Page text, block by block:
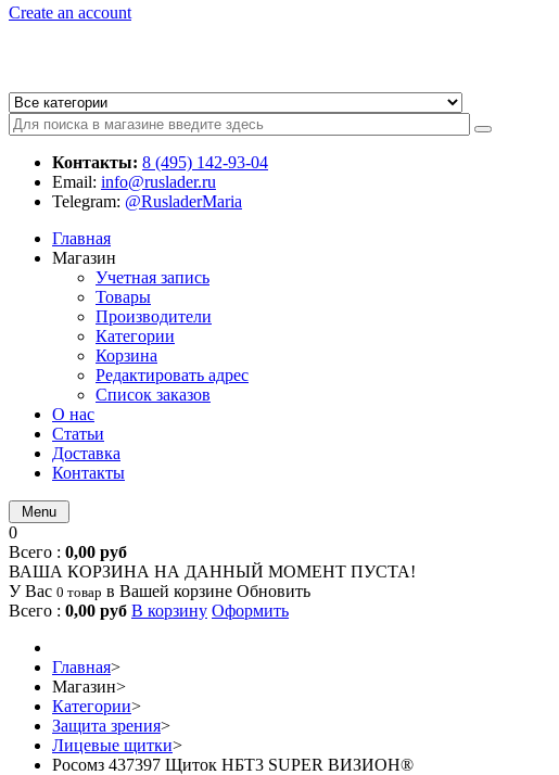
Create an account
Контакты: 8 (495) 142-93-04
Email: info@ruslader.ru
Telegram: @RusladerMaria
Главная
Магазин
Учетная запись
Товары
Производители
Категории
Корзина
Редактировать адрес
Список заказов
О нас
Статьи
Доставка
Контакты
Menu
0
Всего : 0,00 руб
ВАША КОРЗИНА НА ДАННЫЙ МОМЕНТ ПУСТА!
У Вас 0 товар в Вашей корзине Обновить
Всего : 0,00 руб В корзину Оформить
Главная>
Магазин>
Категории>
Защита зрения>
Лицевые щитки>
Росомз 437397 Щиток НБТ3 SUPER ВИЗИОН®